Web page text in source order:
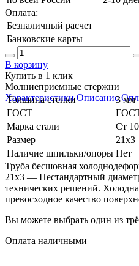
Оплата:
Безналичный расчет
Банковские карты
В корзину
Купить в 1 клик
Молниеприемные стержни
Характеристики Описание
Толщина стенки
3 мм
ГОСТ
ГОСТ
Марка стали
Ст
Размер
21х3
Наличие шпильки/опоры Нет
Труба бесшовная
21х3 — Нестандартный
технических решений.
превосходное качество
Вы можете выбрать один из
Оплата наличными